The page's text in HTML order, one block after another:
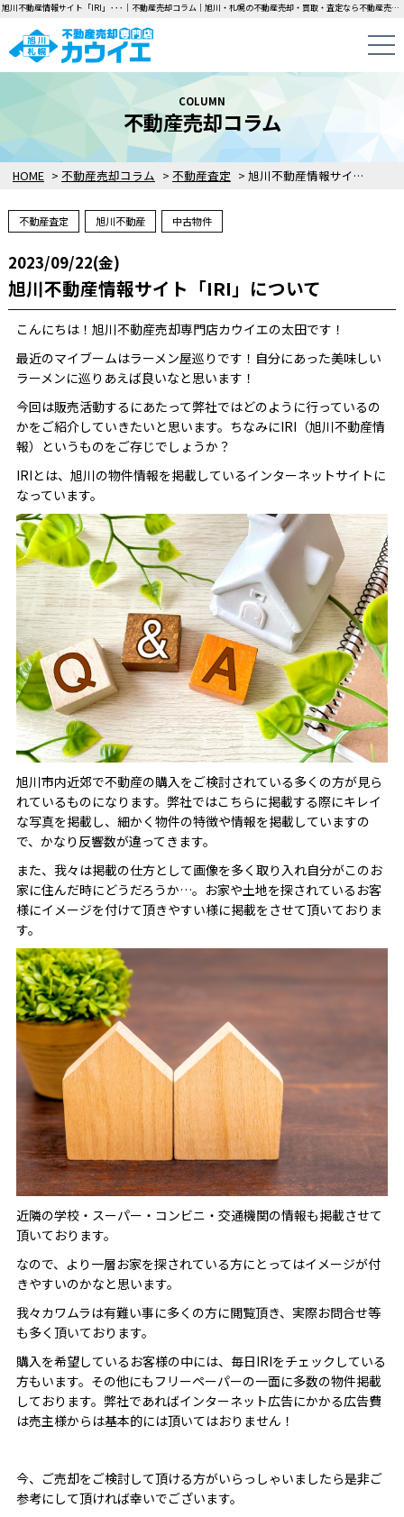
旭川不動産情報サイト「IRI」･･･｜不動産売却コラム｜旭川・札幌の不動産売却・買取・査定なら不動産売却専門店カウイエにお任せください！中古一戸建て・マンション・土地の即日無料査定・即金買取を行っています！
HOME > 不動産売却コラム > 不動産査定 > 旭川不動産情報サイト「IRI」について
COLUMN
不動産売却コラム
不動産査定 旭川不動産 中古物件
2023/09/22(金)
旭川不動産情報サイト「IRI」について
こんにちは！旭川不動産売却専門店カウイエの太田です！
最近のマイブームはラーメン屋巡りです！自分にあった美味しい
ラーメンに巡りあえば良いなと思います！
今回は販売活動するにあたって弊社ではどのように行っているの
かをご紹介していきたいと思います。ちなみにIRI（旭川不動産情
報）というものをご存じでしょうか？
IRIとは、旭川の物件情報を掲載しているインターネットサイトに
なっています。
旭川市内近郊で不動産の購入をご検討されている多くの方が見ら
れているものになります。弊社ではこちらに掲載する際にキレイ
な写真を掲載し、細かく物件の特徴や情報を掲載していますの
で、かなり反響数が違ってきます。
また、我々は掲載の仕方として画像を多く取り入れ自分がこのお
家に住んだ時にどうだろうか…。お家や土地を探されているお客
様にイメージを付けて頂きやすい様に掲載をさせて頂いておりま
す。
近隣の学校・スーパー・コンビニ・交通機関の情報も掲載させて
頂いております。
なので、より一層お家を探されている方にとってはイメージが付
きやすいのかなと思います。
我々カワムラは有難い事に多くの方に閲覧頂き、実際お問合せ等
も多く頂いております。
購入を希望しているお客様の中には、毎日IRIをチェックしている
方もいます。その他にもフリーペーパーの一面に多数の物件掲載
しております。弊社であればインターネット広告にかかる広告費
は売主様からは基本的には頂いてはおりません！
今、ご売却をご検討して頂ける方がいらっしゃいましたら是非ご
参考にして頂ければ幸いでございます。